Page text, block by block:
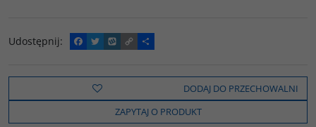
Udostępnij:
F
a
e
o
k
T
w
t
t
e
W
y
o
C
o
y
i
n
k
P
o
z
e
l
s
DODAJ DO PRZECHOWALNI
ZAPYTAJ O PRODUKT